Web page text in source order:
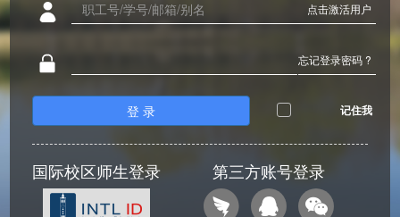
点击激活用户
忘记登录密码 ?
登 录 记住我
国际校区师生登录 第三方账号登录